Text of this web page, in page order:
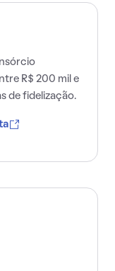
R$ 200 mil e
de fidelização.